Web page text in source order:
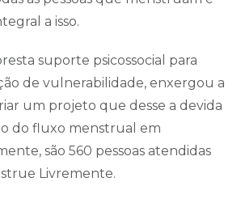
a isso.
suporte psicossocial para
de vulnerabilidade, enxergou a
um projeto que desse a devida
do fluxo menstrual em
são 560 pessoas atendidas
Livremente.